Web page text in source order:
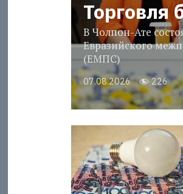
Торговля
В Чолпон-Ате
Евразийского
(ЕМПС)
07.08.2026 226